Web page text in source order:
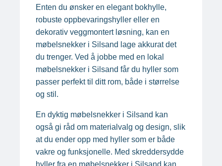
Enten du ønsker en elegant bokhylle,
robuste oppbevaringshyller eller en
dekorativ veggmontert løsning, kan en
møbelsnekker i Silsand lage akkurat det
du trenger. Ved å jobbe med en lokal
møbelsnekker i Silsand får du hyller som
passer perfekt til ditt rom, både i størrelse
og stil.
En dyktig møbelsnekker i Silsand kan
også gi råd om materialvalg og design, slik
at du ender opp med hyller som er både
vakre og funksjonelle. Med skreddersydde